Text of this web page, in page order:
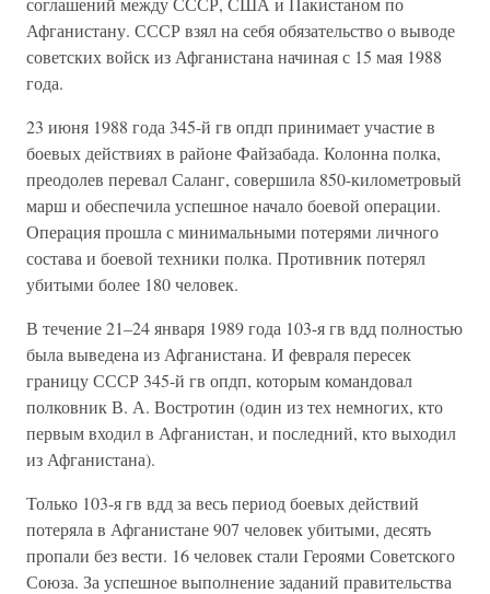
Афганистану. СССР взял на себя обязательство о выводе
советских войск из Афганистана начиная с 15 мая 1988
года.
23 июня 1988 года 345-й гв опдп принимает участие в
боевых действиях в районе Файзабада. Колонна полка,
преодолев перевал Саланг, совершила 850-километровый
марш и обеспечила успешное начало боевой операции.
Операция прошла с минимальными потерями личного
состава и боевой техники полка. Противник потерял
убитыми более 180 человек.
В течение 21–24 января 1989 года 103-я гв вдд полностью
была выведена из Афганистана. И февраля пересек
границу СССР 345-й гв опдп, которым командовал
полковник В. А. Востротин (один из тех немногих, кто
первым входил в Афганистан, и последний, кто выходил
из Афганистана).
Только 103-я гв вдд за весь период боевых действий
потеряла в Афганистане 907 человек убитыми, десять
пропали без вести. 16 человек стали Героями Советского
Союза. За успешное выполнение заданий правительства